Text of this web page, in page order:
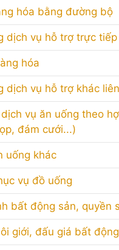
hóa bằng đường bộ
dịch vụ hỗ trợ trực
hóa
dịch vụ hỗ trợ khác
vụ ăn uống theo
đám cưới...)
uống khác
vụ đồ uống
bất động sản, quyền
giới, đấu giá bất